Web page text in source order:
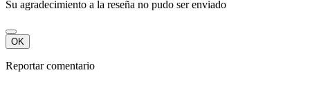
Su agradecimiento a la reseña no pudo ser enviado
OK
Reportar comentario